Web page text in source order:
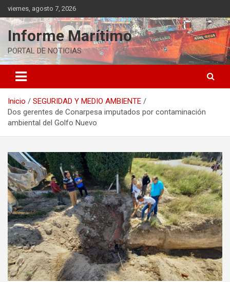
Saltar
al
contenido
viernes, agosto 7, 2026
Informe Marítimo
PORTAL DE NOTICIAS
Inicio
SEGURIDAD Y MEDIO AMBIENTE
Dos gerentes de Conarpesa imputados por contaminación
ambiental del Golfo Nuevo